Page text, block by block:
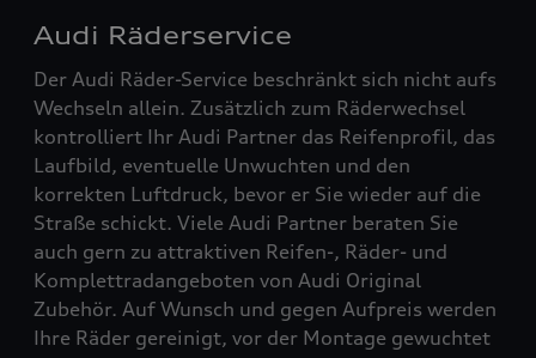
Audi Räderservice
Der Audi Räder-Service beschränkt sich nicht aufs
Wechseln allein. Zusätzlich zum Räderwechsel
kontrolliert Ihr Audi Partner das Reifenprofil, das
Laufbild, eventuelle Unwuchten und den
korrekten Luftdruck, bevor er Sie wieder auf die
Straße schickt. Viele Audi Partner beraten Sie
auch gern zu attraktiven Reifen-, Räder- und
Komplettradangeboten von Audi Original
Zubehör. Auf Wunsch und gegen Aufpreis werden
Ihre Räder gereinigt, vor der Montage gewuchtet